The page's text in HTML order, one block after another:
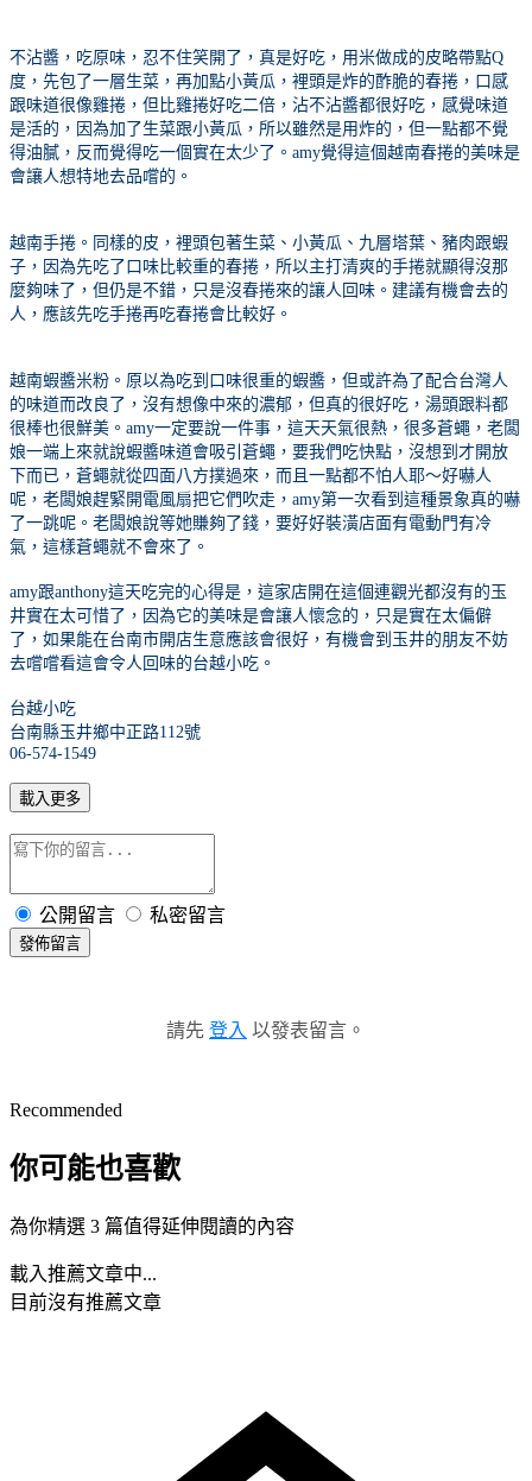
不沾醬，吃原味，忍不住笑開了，真是好吃，用米做成的皮略帶點Q
度，先包了一層生菜，再加點小黃瓜，裡頭是炸的酢脆的春捲，口感
跟味道很像雞捲，但比雞捲好吃二倍，沾不沾醬都很好吃，感覺味道
是活的，因為加了生菜跟小黃瓜，所以雖然是用炸的，但一點都不覺
得油膩，反而覺得吃一個實在太少了。 amy覺得這個越南春捲的美味是
會讓人想特地去品嚐的。
越南手捲。同樣的皮，裡頭包著生菜、小黃瓜、九層塔葉、豬肉跟蝦
子，因為先吃了口味比較重的春捲，所以主打清爽的手捲就顯得沒那
麼夠味了，但仍是不錯，只是沒春捲來的讓人回味。建議有機會去的
人，應該先吃手捲再吃春捲會比較好。
越南蝦醬米粉。原以為吃到口味很重的蝦醬，但或許為了配合台灣人
的味道而改良了，沒有想像中來的濃郁，但真的很好吃，湯頭跟料都
很棒也很鮮美。 amy一定要說一件事，這天天氣很熱，很多蒼蠅，老闆
娘一端上來就說蝦醬味道會吸引蒼蠅，要我們吃快點，沒想到才開放
下而已，蒼蠅就從四面八方撲過來，而且一點都不怕人耶～好嚇人
呢，老闆娘趕緊開電風扇把它們吹走， amy第一次看到這種景象真的嚇
了一跳呢。老闆娘說等她賺夠了錢，要好好裝潢店面有電動門有冷
氣，這樣蒼蠅就不會來了。
amy跟anthony這天吃完的心得是，這家店開在這個連觀光都沒有的玉
井實在太可惜了，因為它的美味是會讓人懷念的，只是實在太偏僻
了，如果能在台南市開店生意應該會很好，有機會到玉井的朋友不妨
去嚐嚐看這會令人回味的台越小吃。
台越小吃
台南縣玉井鄉中正路112號
06-574-1549
載入更多
公開留言 私密留言
發佈留言
請先 登入 以發表留言。
Recommended
你可能也喜歡
為你精選 3 篇值得延伸閱讀的內容
載入推薦文章中...
目前沒有推薦文章